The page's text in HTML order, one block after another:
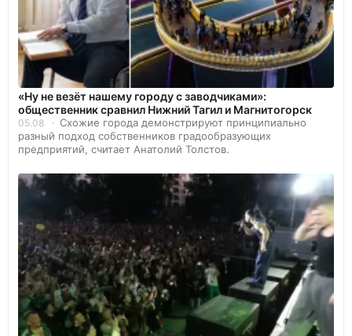
«Ну не везёт нашему городу с заводчиками»:
общественник сравнил Нижний Тагил и Магнитогорск
05.08
Схожие города демонстрируют принципиально
разный подход собственников градообразующих
предприятий, считает Анатолий Толстов.